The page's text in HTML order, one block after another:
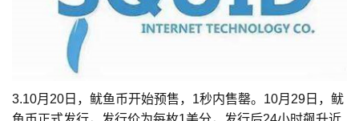
3.10月20日，鱿鱼币开始预售，1秒内售罄。10月29日，鱿